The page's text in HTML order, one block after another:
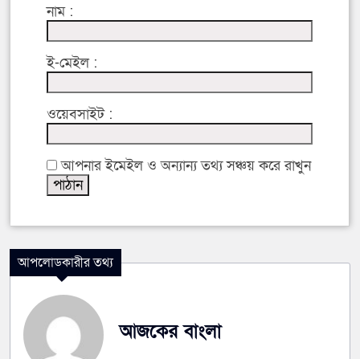
নাম :
ই-মেইল :
ওয়েবসাইট :
আপনার ইমেইল ও অন্যান্য তথ্য সঞ্চয় করে রাখুন
আপলোডকারীর তথ্য
আজকের বাংলা